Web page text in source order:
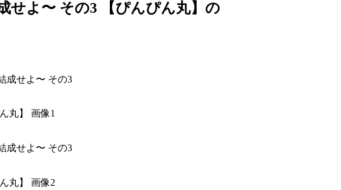
せよ〜 その3 【ぴんぴん丸】の
丸】 画像1
丸】 画像2